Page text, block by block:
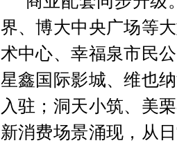
界、博大中央广场等
术中心、幸福泉市民
星鑫国际影城、维也
入驻；洞天小筑、美
新消费场景涌现，从